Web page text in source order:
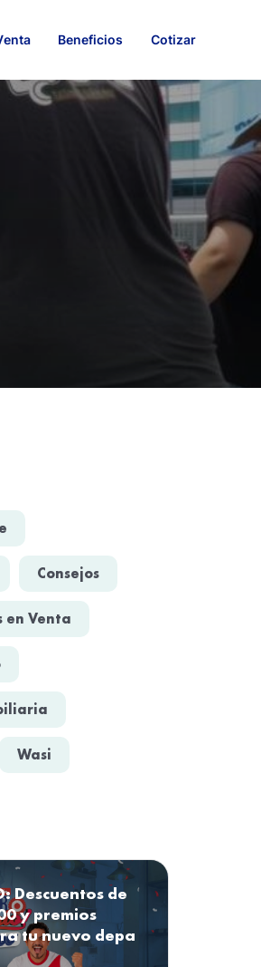
Beneficios Cotizar
Consejos
en Venta
Wasi
Descuentos de
y premios
tu nuevo depa